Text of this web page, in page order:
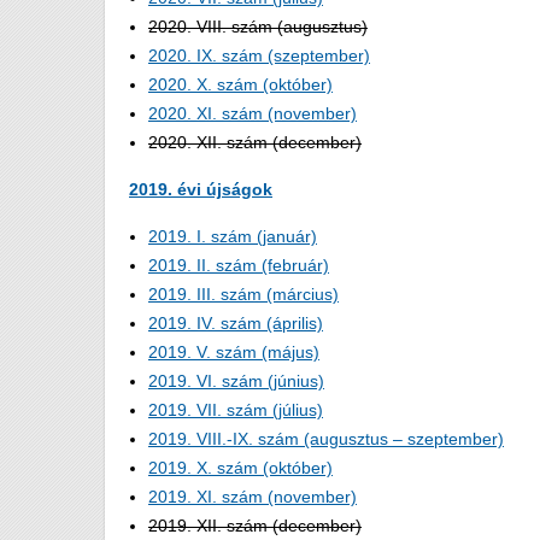
2020. VIII. szám (augusztus)
2020. IX. szám (szeptember)
2020. X. szám (október)
2020. XI. szám (november)
2020. XII. szám (december)
2019. évi újságok
2019. I. szám (január)
2019. II. szám (február)
2019. III. szám (március)
2019. IV. szám (április)
2019. V. szám (május)
2019. VI. szám (június)
2019. VII. szám (július)
2019. VIII.-IX. szám (augusztus – szeptember)
2019. X. szám (október)
2019. XI. szám (november)
2019. XII. szám (december)